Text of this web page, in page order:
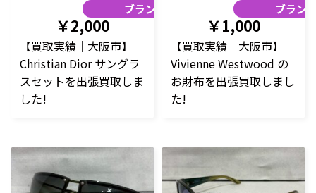
ブランド品
￥2,000
【買取実績｜大阪市】
Christian Dior サングラ
スセットを出張買取しま
した!
ブラン
￥1,000
【買取実績｜大阪市】
Vivienne Westwood の
お財布を出張買取しまし
た!